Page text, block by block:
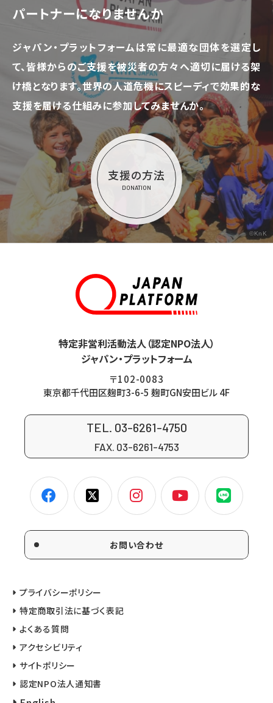
パートナーになりませんか
ジャパン・プラットフォームは常に最適な団体を選定し
て、皆様からのご支援を被災者の方々へ適切に届ける架
け橋となります。世界の人道危機にスピーディで効果的な
支援を届ける仕組みに参加してみませんか。
支援の方法
DONATION
©KnK
特定非営利活動法人（認定NPO法人）
ジャパン・プラットフォーム
〒102-0083
東京都千代田区麹町3-6-5 麹町GN安田ビル 4F
TEL. 03-6261-4750
FAX. 03-6261-4753
お問い合わせ
プライバシーポリシー
特定商取引法に基づく表記
よくある質問
アクセシビリティ
サイトポリシー
認定NPO法人通知書